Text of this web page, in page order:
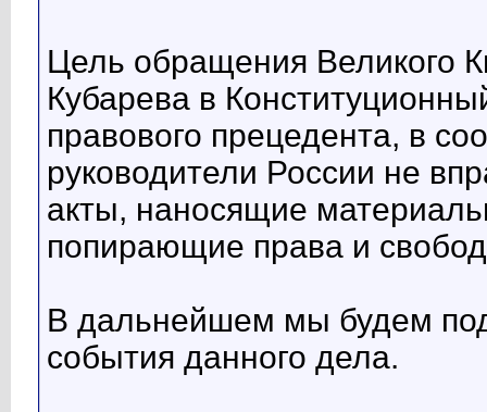
Цель обращения Великого
Кубарева в
правового прецедента, в
руководители России не
акты, наносящие
попирающие права и
В дальнейшем мы будем
события данного дела.